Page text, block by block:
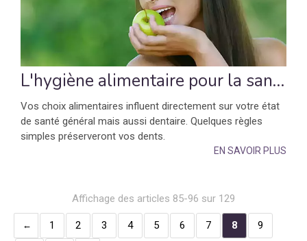
L'hygiène alimentaire pour la santé des dents
Vos choix alimentaires influent directement sur votre état
de santé général mais aussi dentaire. Quelques règles
simples préserveront vos dents.
EN SAVOIR PLUS
Affichage des articles 85-96 sur 129
1 2 3 4 5 6 7 8 9